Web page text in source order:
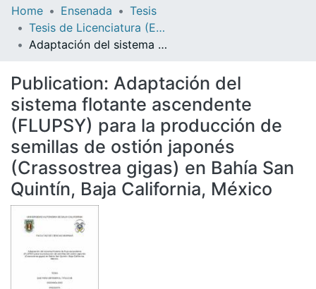
Inicio
Communities & Collections
Statistics
Bibliotecas
Home Ensenada
Tesis
Tesis de Licenciatura (Ensenada)
Adaptación del sistema flotante ascendente (FLUPSY) para la producción de semillas de ostión japonés (Crassostrea gigas) en Bahía San Quintín, Baja California, México
Publication: Adaptación del
sistema flotante ascendente
(FLUPSY) para la producción de
semillas de ostión japonés
(Crassostrea gigas) en Bahía San
Quintín, Baja California, México